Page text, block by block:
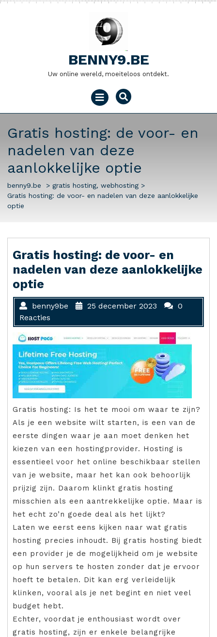
Naar
BENNY9.BE
Uw online wereld, moeiteloos ontdekt.
Menu
openen
Gratis hosting: de voor- en
nadelen van deze
aanlokkelijke optie
benny9.be > gratis hosting, webhosting >
Gratis hosting: de voor- en nadelen van deze aanlokkelijke
optie
Gratis hosting: de voor- en
nadelen van deze aanlokkelijke
optie
benny9be 25 december 2023
0
Reacties
Gratis hosting: Is het te mooi om waar te zijn?
Als je een website wilt starten, is een van de
eerste dingen waar je aan moet denken het
kiezen van een hostingprovider. Hosting is
essentieel voor het online beschikbaar stellen
van je website, maar het kan ook behoorlijk
prijzig zijn. Daarom klinkt gratis hosting
misschien als een aantrekkelijke optie. Maar is
het echt zo’n goede deal als het lijkt?
Laten we eerst eens kijken naar wat gratis
hosting precies inhoudt. Bij gratis hosting biedt
een provider je de mogelijkheid om je website
op hun servers te hosten zonder dat je ervoor
hoeft te betalen. Dit kan erg verleidelijk
klinken, vooral als je net begint en niet veel
budget hebt.
Echter, voordat je enthousiast wordt over
gratis hosting, zijn er enkele belangrijke